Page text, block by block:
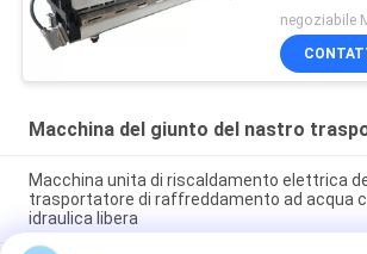
negoziabile
Macchina del giunto del nastro
Macchina unita di riscaldamento elettrica
trasportatore di raffreddamento ad acqua
idraulica libera